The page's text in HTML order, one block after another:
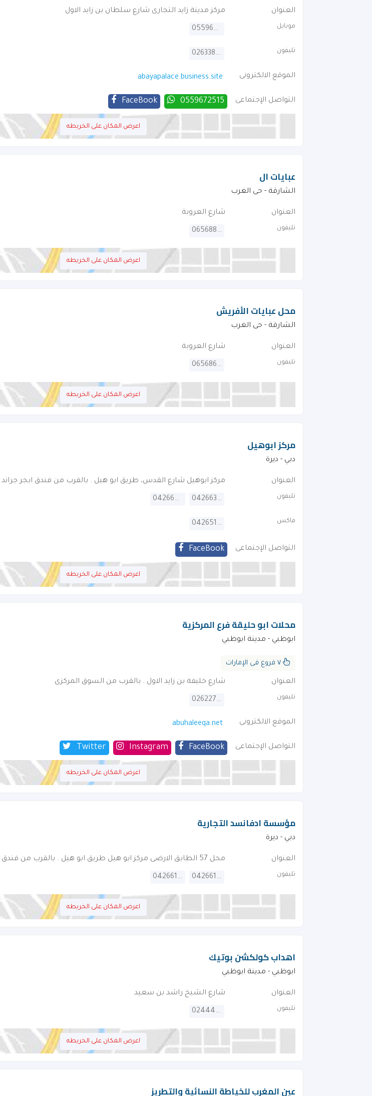
العنوان مركز مدينة زايد التجارى شارع سلطان بن زايد الاول
موبايل 0559672515
تليفون 026338008
الموقع الالكترونى abayapalace.business.site
التواصل الإجتماعى 0559672515
FaceBook
اعرض المكان على الخريطه
عبايات ال
الشارقة - حى الغرب
العنوان شارع العروبة
تليفون 065688220
اعرض المكان على الخريطه
محل عبايات الأفريش
الشارقة - حى الغرب
العنوان شارع العروبة
تليفون 065686286
اعرض المكان على الخريطه
مركز ابوهيل
دبي - ديرة
العنوان مركز ابوهيل شارع القدس، طريق ابو هيل . بالقرب من فندق ابجر جراند
تليفون 042663333
042669600
فاكس 042651783
التواصل الإجتماعى FaceBook
اعرض المكان على الخريطه
محلات ابو حليقة فرع المركزية
ابوظبي - مدينة ابوظبي
العنوان شارع خليفة بن زايد الاول . بالقرب من السوق المركزى
تليفون 026227755
الموقع الالكترونى abuhaleeqa.net
التواصل الإجتماعى FaceBook
Instagram
Twitter
اعرض المكان على الخريطه
مؤسسة ادفانسد التجارية
دبي - ديرة
العنوان محل 57 الطابق الارضى مركز ابو هيل طريق ابو هيل . بالقرب من فندق ابجر جراند
تليفون 042661114
042661118
اعرض المكان على الخريطه
اهداب كولكشن بوتيك
ابوظبي - مدينة ابوظبي
العنوان شارع الشيخ راشد بن سعيد
تليفون 024449449
اعرض المكان على الخريطه
عين المغرب للخياطة النسائية والتطريز